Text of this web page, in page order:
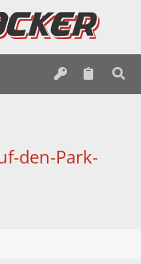
den-Park-